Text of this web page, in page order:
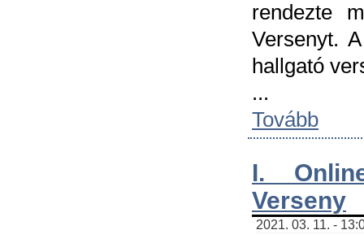
rendezte
Versenyt.
hallgató
...
Tovább
I.
Verseny
2021. 03. 11. -